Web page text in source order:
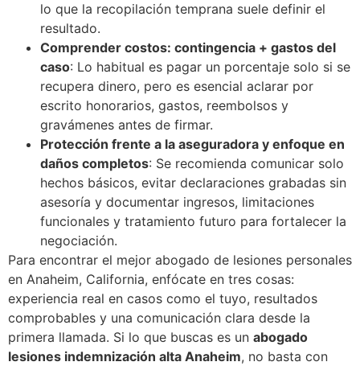
lo que la recopilación temprana suele definir el
resultado.
Comprender costos: contingencia + gastos del
caso: Lo habitual es pagar un porcentaje solo si se
recupera dinero, pero es esencial aclarar por
escrito honorarios, gastos, reembolsos y
gravámenes antes de firmar.
Protección frente a la aseguradora y enfoque en
daños completos: Se recomienda comunicar solo
hechos básicos, evitar declaraciones grabadas sin
asesoría y documentar ingresos, limitaciones
funcionales y tratamiento futuro para fortalecer la
negociación.
Para encontrar el mejor abogado de lesiones personales
en Anaheim, California, enfócate en tres cosas:
experiencia real en casos como el tuyo, resultados
comprobables y una comunicación clara desde la
primera llamada. Si lo que buscas es un abogado
lesiones indemnización alta Anaheim, no basta con